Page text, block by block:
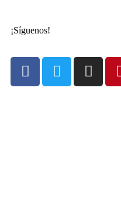
¡Síguenos!